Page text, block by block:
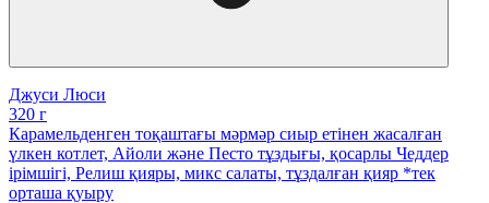
Джуси Люси
320 г
Карамельденген тоқаштағы мәрмәр сиыр етінен жасалған
үлкен котлет, Айоли және Песто тұздығы, қосарлы Чеддер
ірімшігі, Релиш қияры, микс салаты, тұздалған қияр *тек
орташа қуыру